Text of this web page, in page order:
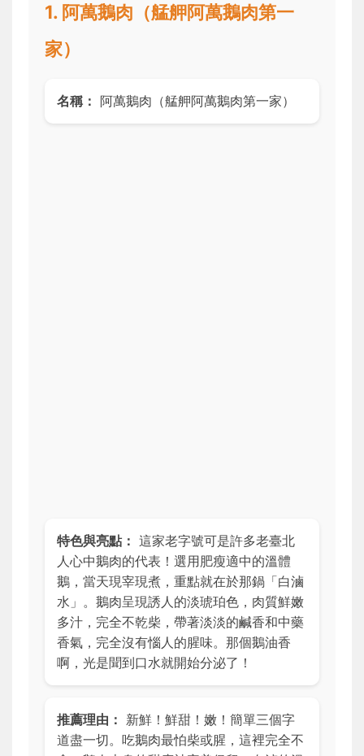
1. 阿萬鵝肉（艋舺阿萬鵝肉第一
家）
名稱： 阿萬鵝肉（艋舺阿萬鵝肉第一家）
特色與亮點： 這家老字號可是許多老臺北
人心中鵝肉的代表！選用肥瘦適中的溫體
鵝，當天現宰現煮，重點就在於那鍋「白滷
水」。鵝肉呈現誘人的淡琥珀色，肉質鮮嫩
多汁，完全不乾柴，帶著淡淡的鹹香和中藥
香氣，完全沒有惱人的腥味。那個鵝油香
啊，光是聞到口水就開始分泌了！
推薦理由： 新鮮！鮮甜！嫩！簡單三個字
道盡一切。吃鵝肉最怕柴或腥，這裡完全不